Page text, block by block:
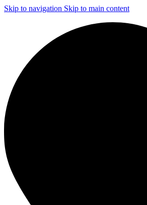
Skip to navigation Skip to main content